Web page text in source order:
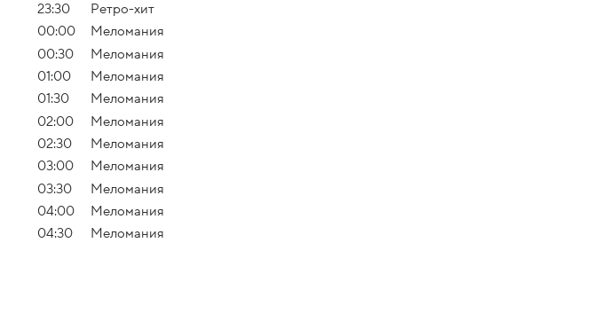
23:30
Ретро-хит
00:00
Меломания
00:30
Меломания
01:00
Меломания
01:30
Меломания
02:00
Меломания
02:30
Меломания
03:00
Меломания
03:30
Меломания
04:00
Меломания
04:30
Меломания